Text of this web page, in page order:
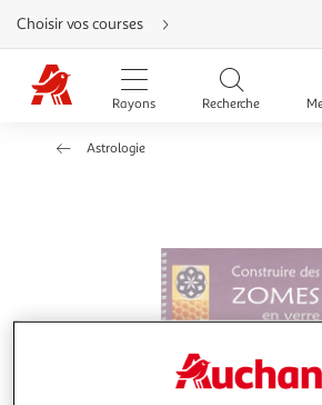
Aller
directement
au
contenu
Aller
directement
Aller
Choisir vos courses
Rayons Recherche
Astrologie